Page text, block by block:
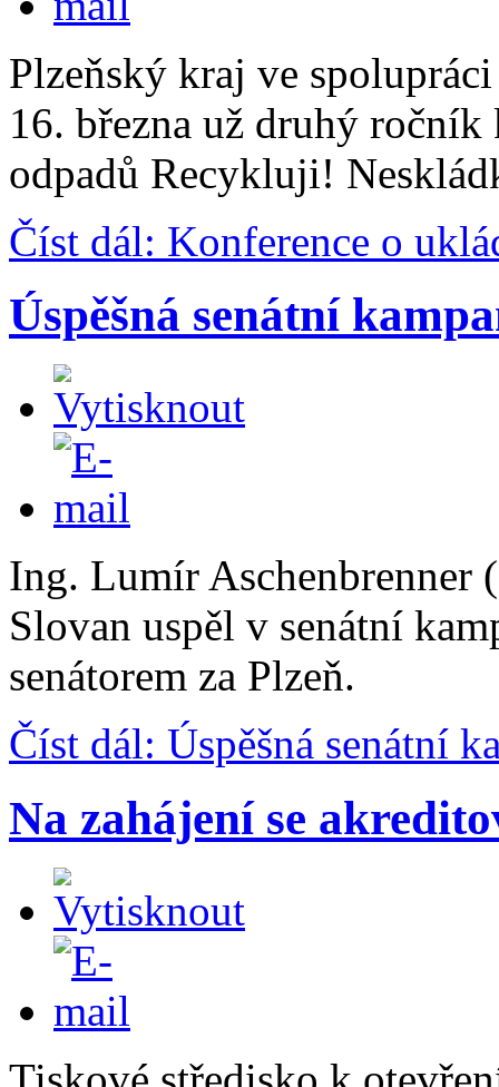
Plzeňský kraj ve
16. března už druhý
odpadů Recykluji!
Číst dál: Konference o
Úspěšná senátní
Ing. Lumír Aschenbrenner
Slovan uspěl v senátní
senátorem za Plzeň.
Číst dál: Úspěšná senátní
Na zahájení se